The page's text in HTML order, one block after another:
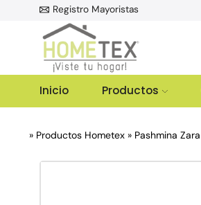
Registro Mayoristas
Inicio Productos
» Productos Hometex » Pashmina Zara